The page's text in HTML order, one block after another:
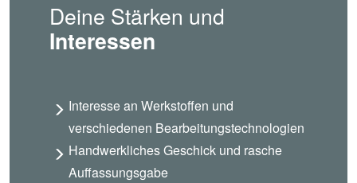
Deine Stärken und
Interessen
Interesse an Werkstoffen und
verschiedenen Bearbeitungstechnologien
Handwerkliches Geschick und rasche
Auffassungsgabe